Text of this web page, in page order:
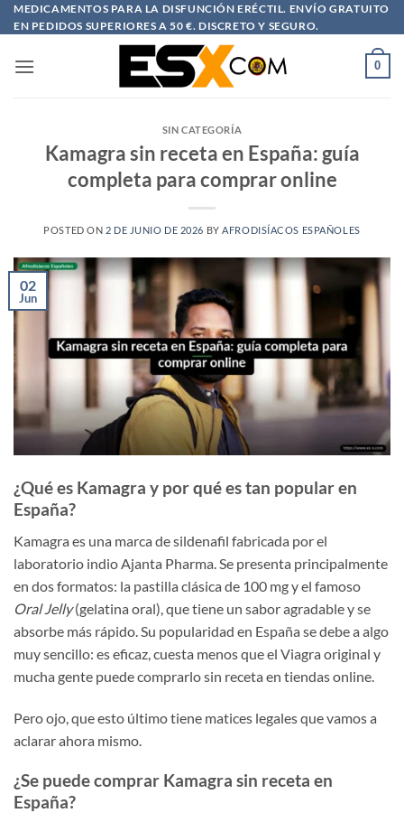
Saltar
al
MEDICAMENTOS PARA LA DISFUNCIÓN ERÉCTIL. ENVÍO GRATUITO
EN PEDIDOS SUPERIORES A 50 €. DISCRETO Y SEGURO.
0
SIN CATEGORÍA
Kamagra sin receta en España: guía
completa para comprar online
POSTED ON 2 DE JUNIO DE 2026 BY AFRODISÍACOS ESPAÑOLES
02
Jun
¿Qué es Kamagra y por qué es tan popular en
España?
Kamagra es una marca de sildenafil fabricada por el
laboratorio indio Ajanta Pharma. Se presenta principalmente
en dos formatos: la pastilla clásica de 100 mg y el famoso
Oral Jelly(gelatina oral), que tiene un sabor agradable y se
absorbe más rápido. Su popularidad en España se debe a algo
muy sencillo: es eficaz, cuesta menos que el Viagra original y
mucha gente puede comprarlo sin receta en tiendas online.
Pero ojo, que esto último tiene matices legales que vamos a
aclarar ahora mismo.
¿Se puede comprar Kamagra sin receta en
España?